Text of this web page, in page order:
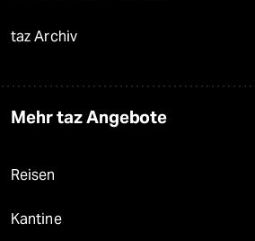
taz Archiv
Mehr taz Angebote
Reisen
Kantine